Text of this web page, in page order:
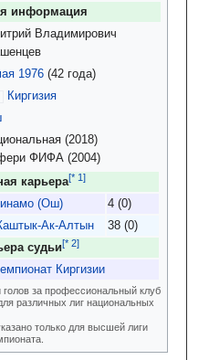
информация
Владимирович
1976 (42 года)
Киргизия
(2018)
ФИФА (2004)
карьера
(Ош)
4 (0)
Ак-Алтын
38 (0)
судьи
Киргизии
голов за профессиональный клуб
различных лиг национальных
только для высшей лиги